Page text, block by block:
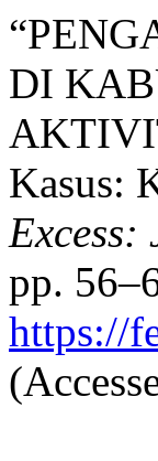
DI
Kasus:
Excess:
pp.
https://